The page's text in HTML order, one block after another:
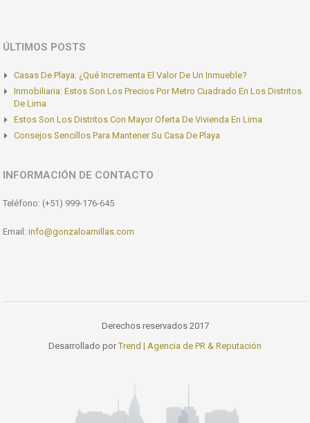
ÚLTIMOS POSTS
Casas De Playa: ¿Qué Incrementa El Valor De Un Inmueble?
Inmobiliaria: Estos Son Los Precios Por Metro Cuadrado En Los Distritos
De Lima
Estos Son Los Distritos Con Mayor Oferta De Vivienda En Lima
Consejos Sencillos Para Mantener Su Casa De Playa
INFORMACIÓN DE CONTACTO
Teléfono: (+51) 999-176-645
Email: info@gonzaloarnillas.com
Derechos reservados 2017
Desarrollado porTrend | Agencia de PR & Reputación